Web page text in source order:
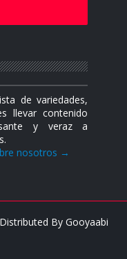
de variedades,
llevar contenido
y veraz a
nosotros →
ByGooyaabi